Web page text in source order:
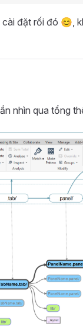
đặt rối đó 😊,
nhìn qua tổng